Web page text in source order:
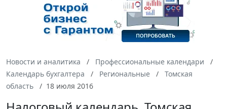
Новости и аналитика
Профессиональные календари
Календарь бухгалтера
Региональные
Томская
область
18 июля 2016